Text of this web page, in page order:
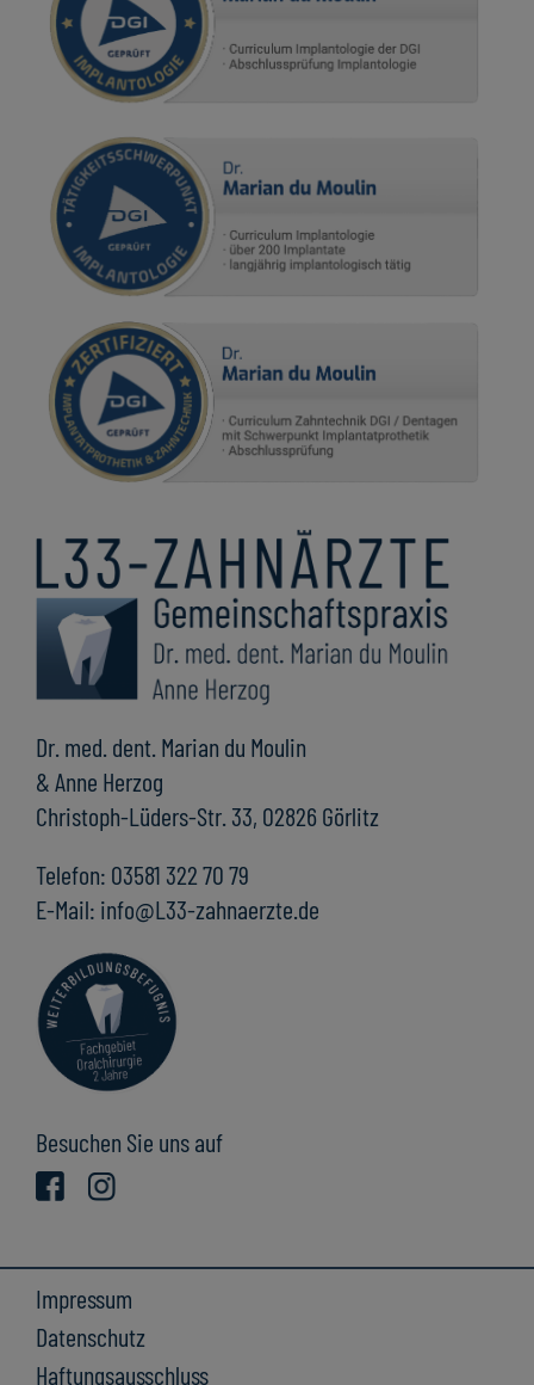
Dr. med. dent. Marian du Moulin
& Anne Herzog
Christoph-Lüders-Str. 33, 02826 Görlitz
Telefon: 03581 322 70 79
E-Mail: info@L33-zahnaerzte.de
Besuchen Sie uns auf
Impressum
Datenschutz
Haftungsausschluss